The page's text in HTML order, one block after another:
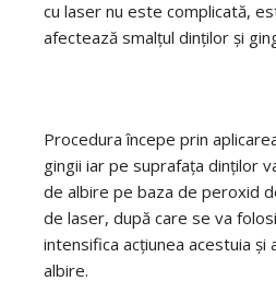
cu laser nu este complicată,
afectează smalțul dinților și
Procedura începe prin
gingii iar pe suprafața dinților
de albire pe baza de peroxid
de laser, după care se va
intensifica acțiunea acestuia și
albire.